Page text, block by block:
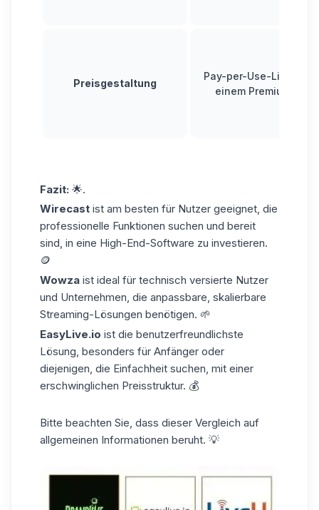
Preisgestaltung
Pay-per-Use-Lizenzen
einem Premium-
Fazit: 🌟.
Wirecast ist am besten für Nutzer geeignet, die
professionelle Funktionen suchen und bereit
sind, in eine High-End-Software zu investieren.
🪙
Wowza ist ideal für technisch versierte Nutzer
und Unternehmen, die anpassbare, skalierbare
Streaming-Lösungen benötigen. 🌱
EasyLive.io ist die benutzerfreundlichste
Lösung, besonders für Anfänger oder
diejenigen, die Einfachheit suchen, mit einer
erschwinglichen Preisstruktur. 💰
Bitte beachten Sie, dass dieser Vergleich auf
allgemeinen Informationen beruht. 💡